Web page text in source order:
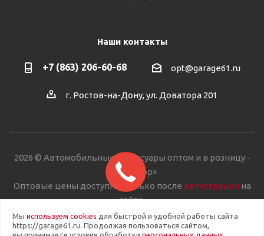
Наши контакты
+7 (863) 206-60-68 opt@garage61.ru
г. Ростов-на-Дону, ул. Доватора 201
2026 © Автомобильные аксессуары оптом и в розницу -
«Автостор»
Оптовые цены доступны только после регистрации на
сайте.
Мы используем cookies для быстрой и удобной работы сайта
https://garage61.ru. Продолжая пользоваться сайтом,